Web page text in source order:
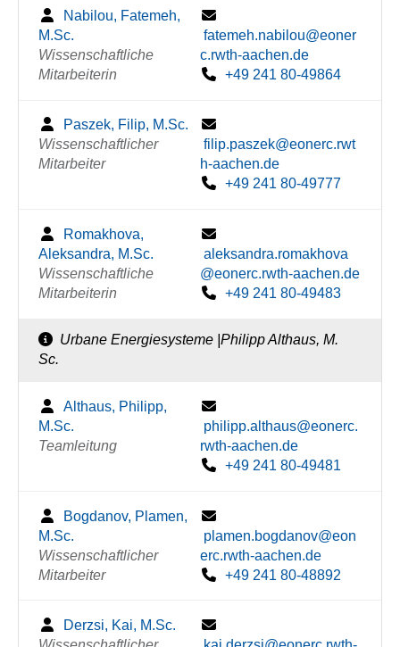
Nabilou, Fatemeh,
M.Sc.
Wissenschaftliche
Mitarbeiterin
fatemeh.nabilou@eoner
c.rwth-aachen.de
+49 241 80-49864
Paszek, Filip, M.Sc.
Wissenschaftlicher
Mitarbeiter
filip.paszek@eonerc.rwt
h-aachen.de
+49 241 80-49777
Romakhova,
Aleksandra, M.Sc.
Wissenschaftliche
Mitarbeiterin
aleksandra.romakhova
@eonerc.rwth-aachen.de
+49 241 80-49483
Urbane Energiesysteme |Philipp Althaus, M.
Sc.
Althaus, Philipp,
M.Sc.
Teamleitung
philipp.althaus@eonerc.
rwth-aachen.de
+49 241 80-49481
Bogdanov, Plamen,
M.Sc.
Wissenschaftlicher
Mitarbeiter
plamen.bogdanov@eon
erc.rwth-aachen.de
+49 241 80-48892
Derzsi, Kai, M.Sc.